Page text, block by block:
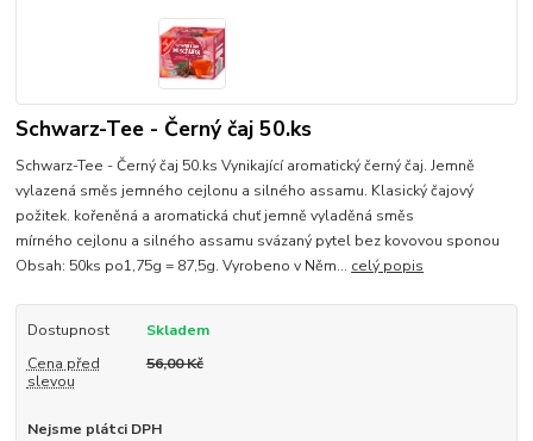
Schwarz-Tee - Černý čaj 50.ks
Schwarz-Tee - Černý čaj 50.ks Vynikající aromatický černý čaj. Jemně
vylazená směs jemného cejlonu a silného assamu. Klasický čajový
požitek. kořeněná a aromatická chuť jemně vyladěná směs
mírného cejlonu a silného assamu svázaný pytel bez kovovou sponou
Obsah: 50ks po1,75g = 87,5g. Vyrobeno v Něm... celý popis
Dostupnost
Skladem
Cena před
slevou
56,00 Kč
Nejsme plátci DPH